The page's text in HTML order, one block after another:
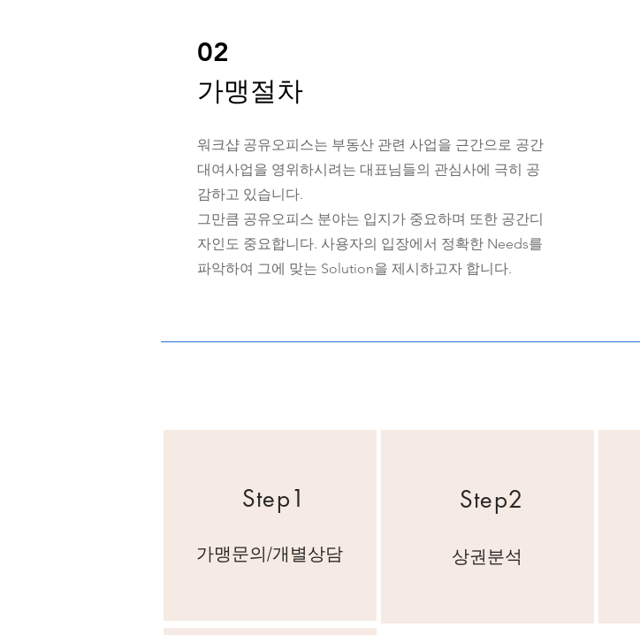
02
가맹절차
워크샵 공유오피스는 부동산 관련 사업을 근간으로 공간
대여사업을 영위하시려는 대표님들의 관심사에 극히 공
감하고 있습니다.
​그만큼 공유오피스 분야는 입지가 중요하며 또한 공간디
자인도 중요합니다. 사용자의 입장에서 정확한 Needs를
파악하여 그에 맞는 Solution을 제시하고자 합니다.
Step1
가맹문의/개별상담
Step2
상권분석